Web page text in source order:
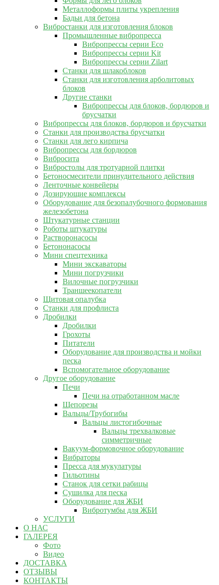
Металлоформы плиты укрепления
Бадьи для бетона
Вибростанки для изготовления блоков
Промышленные вибропресса
Вибропрессы серии Eco
Вибропрессы серии Kit
Вибропрессы серии Zilart
Станки для шлакоблоков
Станки для изготовления арболитовых
блоков
Другие станки
Вибропрессы для блоков, бордюров и
брусчатки
Вибропрессы для блоков, бордюров и брусчатки
Станки для производства брусчатки
Станки для лего кирпича
Вибропрессы для бордюров
Вибросита
Вибростолы для тротуарной плитки
Бетоносмесители принудительного действия
Ленточные конвейеры
Дозирующие комплексы
Оборудование для безопалубочного формования
железобетона
Штукатурные станции
Роботы штукатуры
Растворонасосы
Бетононасосы
Мини спецтехника
Мини экскаваторы
Мини погрузчики
Вилочные погрузчики
Траншеекопатели
Щитовая опалубка
Станки для профлиста
Дробилки
Дробилки
Грохоты
Питатели
Оборудование для производства и мойки
песка
Вспомогательное оборудование
Другое оборудование
Печи
Печи на отработанном масле
Щепорезы
Вальцы/Трубогибы
Вальцы листогибочные
Вальцы трехвалковые
симметричные
Вакуум-формовочное оборудование
Вибраторы
Пресса для мукулатуры
Гильотины
Станок для сетки рабицы
Сушилка для песка
Оборудование для ЖБИ
Вибротумбы для ЖБИ
УСЛУГИ
О НАС
ГАЛЕРЕЯ
Фото
Видео
ДОСТАВКА
ОТЗЫВЫ
КОНТАКТЫ